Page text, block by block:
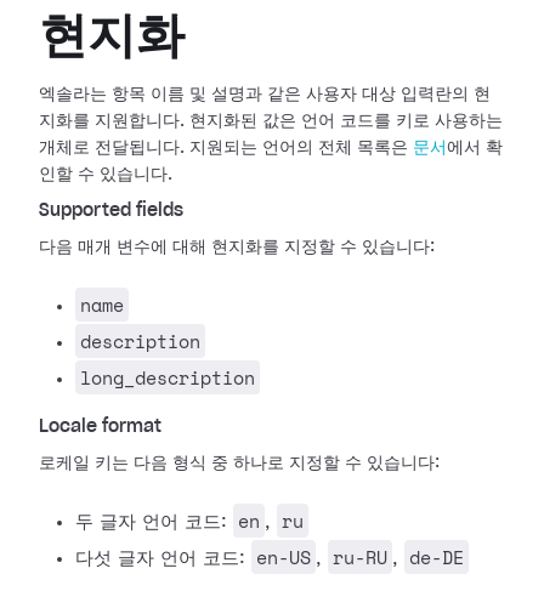
현지화
엑솔라는 항목 이름 및 설명과 같은 사용자 대상 입력란의 현
지화를 지원합니다. 현지화된 값은 언어 코드를 키로 사용하는
개체로 전달됩니다. 지원되는 언어의 전체 목록은 문서 에서 확
인할 수 있습니다.
Supported fields
다음 매개 변수에 대해 현지화를 지정할 수 있습니다:
name
description
long_description
Locale format
로케일 키는 다음 형식 중 하나로 지정할 수 있습니다:
두 글자 언어 코드: en , ru
다섯 글자 언어 코드: en-US , ru-RU , de-DE